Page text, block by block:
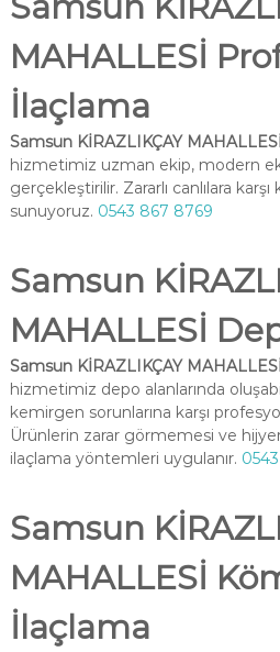
MAHALLESİ
İlaçlama
Samsun KİRAZLIKÇAY
hizmetimiz uzman ekip, modern
gerçekleştirilir. Zararlı canlılara
sunuyoruz. 0543 867 8769
Samsun
MAHALLESİ
Samsun KİRAZLIKÇAY
hizmetimiz depo alanlarında
kemirgen sorunlarına karşı
Ürünlerin zarar görmemesi ve
ilaçlama yöntemleri uygulanır.
Samsun
MAHALLESİ
İlaçlama